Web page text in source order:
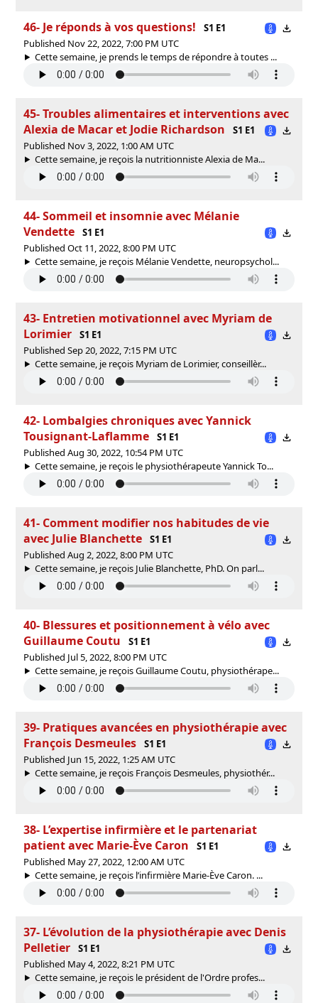
46- Je réponds à vos questions!
S1 E1
Published Nov 22, 2022, 7:00 PM UTC
Cette semaine, je prends le temps de répondre à toutes ...
45- Troubles alimentaires et interventions avec
Alexia de Macar et Jodie Richardson
S1 E1
Published Nov 3, 2022, 1:00 AM UTC
Cette semaine, je reçois la nutritionniste Alexia de Ma...
44- Sommeil et insomnie avec Mélanie
Vendette
S1 E1
Published Oct 11, 2022, 8:00 PM UTC
Cette semaine, je reçois Mélanie Vendette, neuropsychol...
43- Entretien motivationnel avec Myriam de
Lorimier
S1 E1
Published Sep 20, 2022, 7:15 PM UTC
Cette semaine, je reçois Myriam de Lorimier, conseillèr...
42- Lombalgies chroniques avec Yannick
Tousignant-Laflamme
S1 E1
Published Aug 30, 2022, 10:54 PM UTC
Cette semaine, je reçois le physiothérapeute Yannick To...
41- Comment modifier nos habitudes de vie
avec Julie Blanchette
S1 E1
Published Aug 2, 2022, 8:00 PM UTC
Cette semaine, je reçois Julie Blanchette, PhD. On parl...
40- Blessures et positionnement à vélo avec
Guillaume Coutu
S1 E1
Published Jul 5, 2022, 8:00 PM UTC
Cette semaine, je reçois Guillaume Coutu, physiothérape...
39- Pratiques avancées en physiothérapie avec
François Desmeules
S1 E1
Published Jun 15, 2022, 1:25 AM UTC
Cette semaine, je reçois François Desmeules, physiothér...
38- L’expertise infirmière et le partenariat
patient avec Marie-Ève Caron
S1 E1
Published May 27, 2022, 12:00 AM UTC
Cette semaine, je reçois l’infirmière Marie-Ève Caron. ...
37- L’évolution de la physiothérapie avec Denis
Pelletier
S1 E1
Published May 4, 2022, 8:21 PM UTC
Cette semaine, je reçois le président de l'Ordre profes...